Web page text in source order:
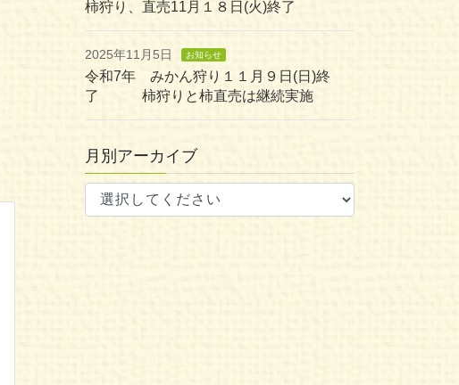
柿狩り、直売11月１８日(火)終了
2025年11月5日 お知らせ
令和7年 みかん狩り１１月９日(日)終
了 柿狩りと柿直売は継続実施
月別アーカイブ